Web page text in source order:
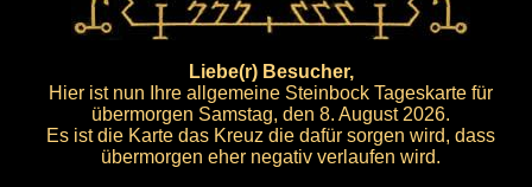
Liebe(r) Besucher,
Hier ist nun Ihre allgemeine Steinbock Tageskarte für
übermorgen Samstag, den 8. August 2026.
Es ist die Karte das Kreuz die dafür sorgen wird, dass
übermorgen eher negativ verlaufen wird.